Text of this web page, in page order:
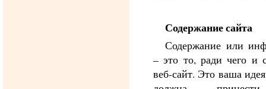
Содержание сайта
Содержание или
– это то, ради чего и
веб-сайт. Это ваша